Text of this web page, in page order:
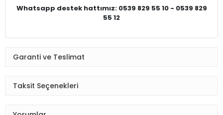
Whatsapp destek hattımız: 0539 829 55 10 - 0539 829
55 12
Garanti ve Teslimat
Taksit Seçenekleri